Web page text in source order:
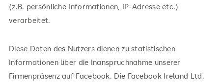
(z.B. persönliche Informationen, IP-Adresse etc.)
verarbeitet.
Diese Daten des Nutzers dienen zu statistischen
Informationen über die Inanspruchnahme unserer
Firmenpräsenz auf Facebook. Die Facebook Ireland Ltd.